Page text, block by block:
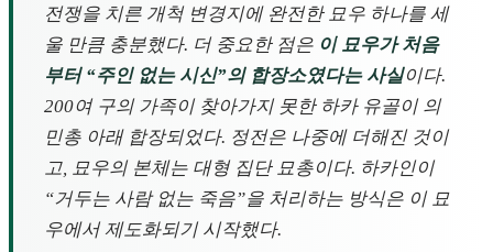
전쟁을 치른 개척 변경지에 완전한 묘우 하나를 세
울 만큼 충분했다. 더 중요한 점은 이 묘우가 처음
부터 “주인 없는 시신”의 합장소였다는 사실이다.
200여 구의 가족이 찾아가지 못한 하카 유골이 의
민총 아래 합장되었다. 정전은 나중에 더해진 것이
고, 묘우의 본체는 대형 집단 묘총이다. 하카인이
“거두는 사람 없는 죽음”을 처리하는 방식은 이 묘
우에서 제도화되기 시작했다.